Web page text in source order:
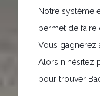
Notre système
permet de faire
Vous gagnerez
Alors n'hésitez
pour trouver